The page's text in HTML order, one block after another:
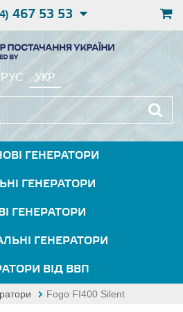
467 53 53
РУС УКР
ГЕНЕРАТОРИ
ГЕНЕРАТОРИ
ГЕНЕРАТОРИ
ГЕНЕРАТОРИ
ВІД ВВП
Fogo FI400 Silent